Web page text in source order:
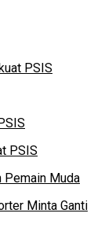
PSIS
PSIS
Pemain Muda
Minta Ganti